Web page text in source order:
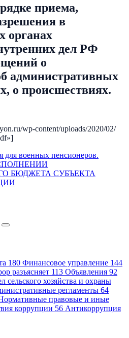
приема,
в
органах
дел РФ
о
административных
о происшествиях.
wp-content/uploads/2020/02/
для военных пенсионеров.
БЮДЖЕТА СУБЪЕКТА
180 Финансовое управление 144
разъясняет 113 Объявления 92
сельского хозяйства и охраны
регламенты 64
правовые и иные
коррупции 56 Антикоррупция